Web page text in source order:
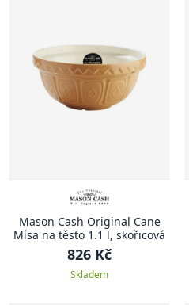
Mason Cash Original Cane
Mísa na těsto 1.1 l, skořicová
826 Kč
Skladem